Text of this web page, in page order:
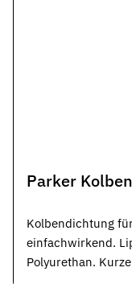
Parker
Kolbendichtung
einfachwirkend.
Polyurethan.